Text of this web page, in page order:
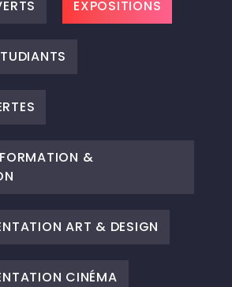
EXPOSITIONS
&
ART & DESIGN
CINÉMA